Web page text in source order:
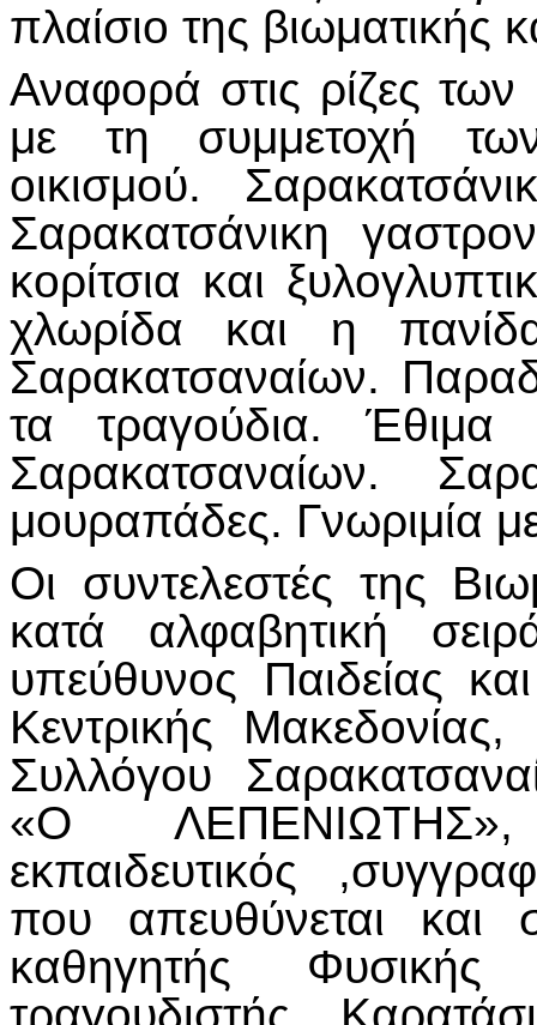
πλαίσιο της βιωματικής
Αναφορά στις ρίζες
με τη συμμετοχή
οικισμού.
Σαρακατσάνικη
κορίτσια και
χλωρίδα και η
Σαρακατσαναίων.
τα τραγούδια.
Σαρακατσαναίων.
μουραπάδες. Γνωριμία
Οι συντελεστές της
κατά αλφαβητική
υπεύθυνος Παιδείας
Κεντρικής
Συλλόγου
«Ο ΛΕΠΕΝΙΩΤΗΣ»,
εκπαιδευτικός
που απευθύνεται και
καθηγητής Φυσικής
τραγουδιστής,